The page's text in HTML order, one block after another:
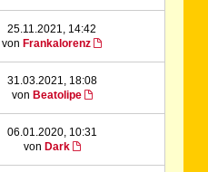
25.11.2021, 14:42
von Frankalorenz
31.03.2021, 18:08
von Beatolipe
06.01.2020, 10:31
von Dark